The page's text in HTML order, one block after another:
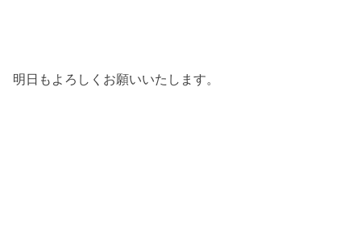
明日もよろしくお願いいたします。